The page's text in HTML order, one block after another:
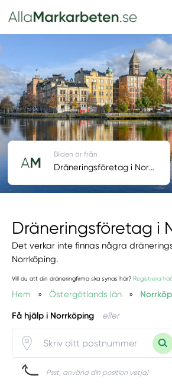
Dräneringsföretag i
Det verkar inte finnas några
Norrköping.
Vill du att din dräneringfirma ska synas här? Registrera här!
Hem » Östergötlands län »
Få hjälp i Norrköping eller
Psst, använd din position vetja!
Bilden är från
Dräneringsföretag i Norrköping